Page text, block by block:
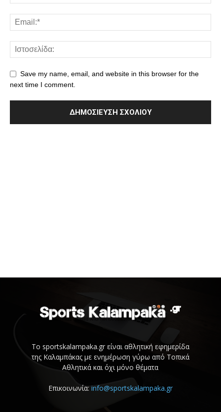
Save my name, email, and website in this browser for the
next time I comment.
Το sportskalampaka.gr είναι αθλητική εφημερίδα
της Καλαμπάκας με ενημέρωση γύρω από Τοπικά
Αθλητικά και όχι μόνο θέματα
Επικοινωνία: info@sportskalampaka.gr